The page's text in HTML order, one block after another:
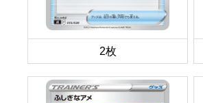
2枚